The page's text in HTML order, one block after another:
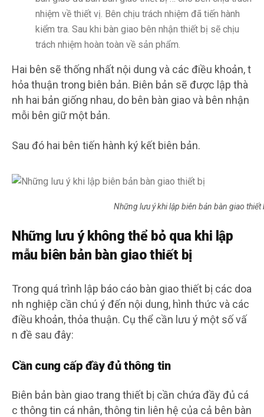
nhiệm về thiết vị. Bên chịu trách nhiệm đã tiến hành
kiểm tra. Sau khi bàn giao bên nhận thiết bị sẽ chịu
trách nhiệm hoàn toàn về sản phẩm.
Hai bên sẽ thống nhất nội dung và các điều khoản, t
hỏa thuận trong biên bản. Biên bản sẽ được lập thà
nh hai bản giống nhau, do bên bàn giao và bên nhận
mỗi bên giữ một bản.
Sau đó hai bên tiến hành ký kết biên bản.
Những lưu ý khi lập biên bản bàn giao thiết
Những lưu ý không thể bỏ qua khi lập
mẫu biên bản bàn giao thiết bị
Trong quá trình lập báo cáo bàn giao thiết bị các doa
nh nghiệp cần chú ý đến nội dung, hình thức và các
điều khoản, thỏa thuận. Cụ thể cần lưu ý một số vấ
n đề sau đây:
Cần cung cấp đầy đủ thông tin
Biên bản bàn giao trang thiết bị cần chứa đầy đủ cá
c thông tin cá nhân, thông tin liên hệ của cả bên bàn